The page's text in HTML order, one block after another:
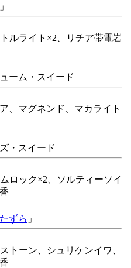
」
ルライト×2、リチア帯電岩
ーム・スイード
、マグネンド、マカライト
・スイード
ロック×2、ソルティーソイ
ずら 」
トーン、シュリケンイワ、